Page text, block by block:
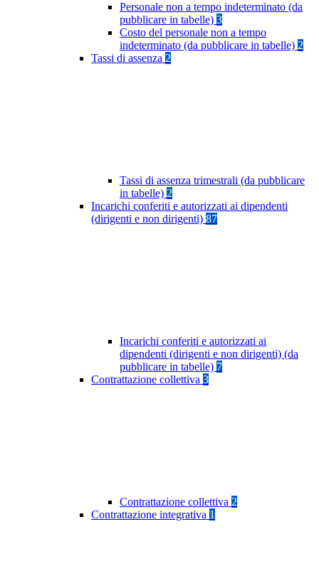
Personale non a tempo indeterminato (da
pubblicare in tabelle) 3
Costo del personale non a tempo
indeterminato (da pubblicare in tabelle) 2
Tassi di assenza 2
Tassi di assenza trimestrali (da pubblicare
in tabelle) 2
Incarichi conferiti e autorizzati ai dipendenti
(dirigenti e non dirigenti) 87
Incarichi conferiti e autorizzati ai
dipendenti (dirigenti e non dirigenti) (da
pubblicare in tabelle) 7
Contrattazione collettiva 3
Contrattazione collettiva 2
Contrattazione integrativa 1